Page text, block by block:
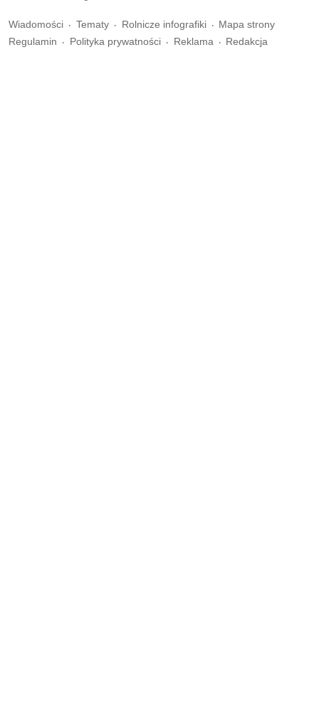
Wiadomości Tematy Rolnicze infografiki
Mapa strony
Regulamin
Polityka prywatności Reklama Redakcja